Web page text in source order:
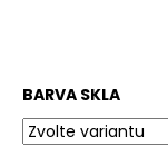
BARVA SKLA